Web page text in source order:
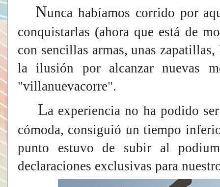
Nunca habíamos corrido por
conquistarlas (ahora que está de
con sencillas armas, unas
la ilusión por alcanzar nuevas
"villanuevacorre".
La experiencia no ha podido
cómoda, consiguió un tiempo
punto estuvo de subir al
declaraciones exclusivas para